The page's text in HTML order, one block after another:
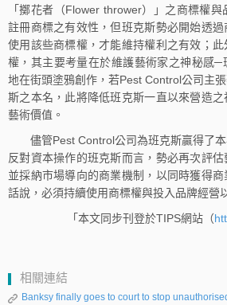
「擲花者（Flower thrower）」之商標權
註冊商標之有效性，但班克斯勢必開始透
使用該些商標權，才能維持權利之有效；
權，其主要考量在於維護藝術家之神秘感─
地在街頭塗鴉創作，若Pest Control公司主
斯之本名，此將降低班克斯一直以來營造
藝術價值。
儘管Pest Control公司為班克斯贏得了本
反對資本操作的班克斯而言，勢必再次評
並採納市場導向的商業機制，以同時獲得
話說，必須持續使用商標權與投入品牌經營
「本文同步刊登於TIPS網站（
相關連結
Banksy finally goes to court to stop